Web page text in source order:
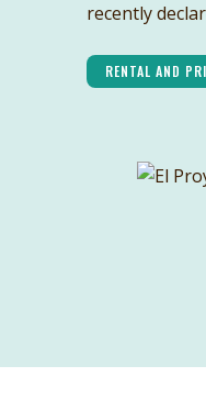
recently
RENTAL AND